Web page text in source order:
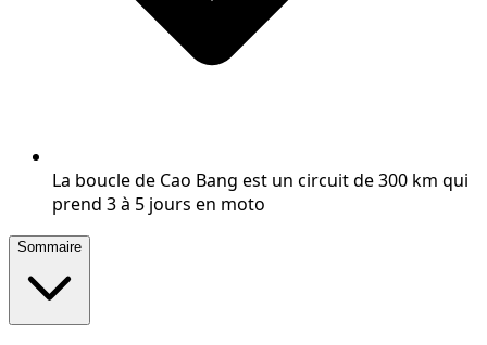
La boucle de Cao Bang est un circuit de 300 km qui
prend 3 à 5 jours en moto
Sommaire